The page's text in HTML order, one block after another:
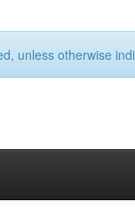
unless otherwise